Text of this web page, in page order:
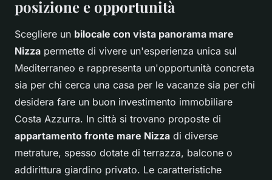
posizione e opportunità
Scegliere un bilocale con vista panorama mare
Nizza permette di vivere un'esperienza unica sul
Mediterraneo e rappresenta un'opportunità concreta
sia per chi cerca una casa per le vacanze sia per chi
desidera fare un buon investimento immobiliare
Costa Azzurra. In città si trovano proposte di
appartamento fronte mare Nizza di diverse
metrature, spesso dotate di terrazza, balcone o
addirittura giardino privato. Le caratteristiche